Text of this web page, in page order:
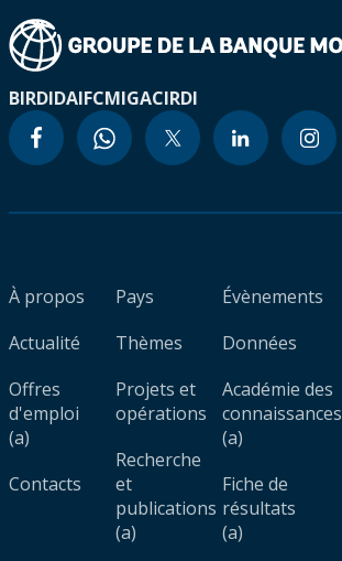
BIRDIDAIFCMIGACIRDI
À propos
Actualité
Offres
d'emploi
(a)
Contacts
Pays
Thèmes
Projets et
opérations
Recherche
et
publications
(a)
Évènements
Données
Académie des
connaissances
(a)
Fiche de
résultats
(a)